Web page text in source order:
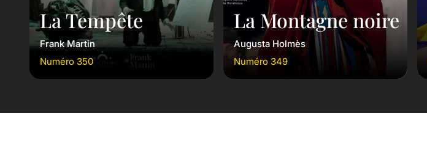
La Tempête
Frank Martin
Numéro 350
La Montagne noire
Augusta Holmès
Numéro 349